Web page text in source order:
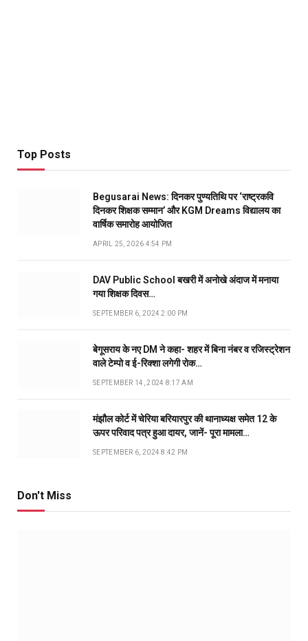
Top Posts
Begusarai News: दिनकर पुण्यतिथि पर ‘राष्ट्रकवि
दिनकर शिक्षक सम्मान’ और KGM Dreams विद्यालय का
वार्षिक समारोह आयोजित
APRIL 25, 2026 4:54 PM
DAV Public School बखरी में अनोखे अंदाज में मनाया
गया शिक्षक दिवस…
SEPTEMBER 6, 2024 2:00 PM
बेगूसराय के नए DM ने कहा- शहर में बिना नंबर व रजिस्ट्रेशन
वाले टेम्पो व ई-रिक्शा लगेगी रोक…
SEPTEMBER 14, 2024 8:17 AM
मंझौल कोर्ट में चेरिया बरियारपुर की थानाध्यक्ष समेत 12 के
ऊपर परिवाद पत्र हुआ दायर, जानें- पूरा मामला…
SEPTEMBER 6, 2024 8:42 PM
Don't Miss